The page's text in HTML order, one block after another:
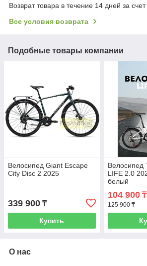
Возврат товара в течение 14 дней за
Все условия возврата
Подобные товары компании
Велосипед Giant Escape
City Disc 2 2025
339 900 ₸
Купить
Велосипед
LIFE 2.0
белый
104 900₸
125 900 ₸
О нас